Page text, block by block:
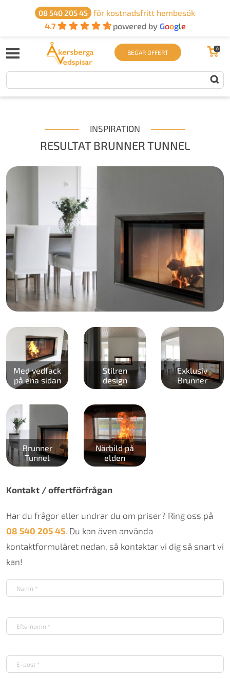
08 540 205 45
för kostnadsfritt hembesök
4.7
powered by Google
BEGÄR OFFERT 0
INSPIRATION
RESULTAT BRUNNER TUNNEL
Med vedfack
på ena sidan
Stilren
design
Exklusiv
Brunner
Brunner
Tunnel
Närbild på
elden
Kontakt / offertförfrågan
Har du frågor eller undrar du om priser? Ring oss på
08 540 205 45. Du kan även använda
kontaktformuläret nedan, så kontaktar vi dig så snart vi
kan!